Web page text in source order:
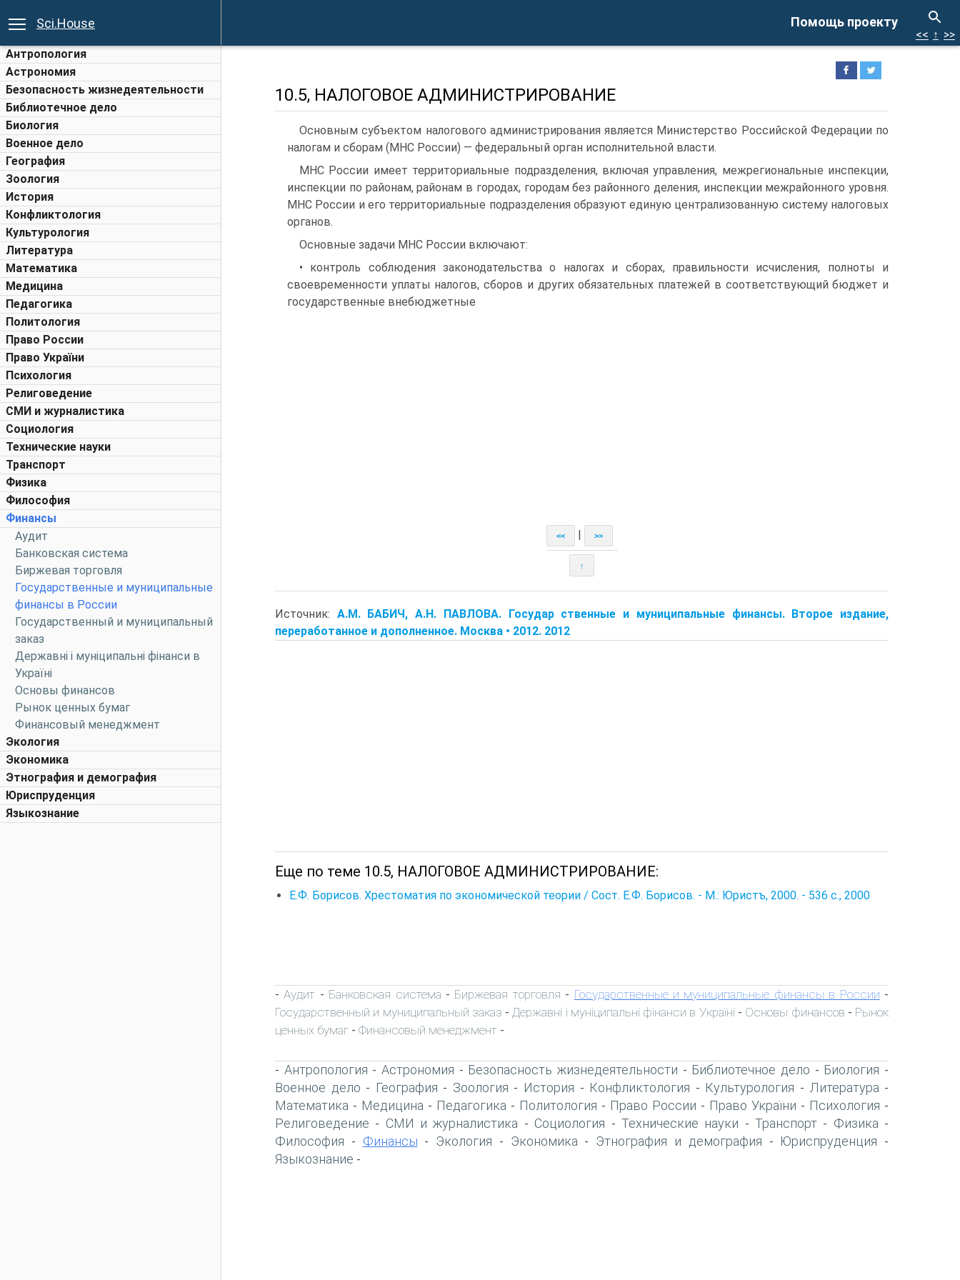
Помощь проекту
Sci.House
Антропология
Астрономия
Безопасность жизнедеятельности
Библиотечное дело
Биология
Военное дело
География
Зоология
История
Конфликтология
Культурология
Литература
Математика
Медицина
Педагогика
Политология
Право России
Право України
Психология
Религоведение
СМИ и журналистика
Социология
Технические науки
Транспорт
Физика
Философия
Финансы
Аудит
Банковская система
Биржевая торговля
Государственные и муниципальные
финансы в России
Государственный и муниципальный
заказ
Державні і муніципальні фінанси в
Україні
Основы финансов
Рынок ценных бумаг
Финансовый менеджмент
Экология
Экономика
Этнография и демография
Юриспруденция
Языкознание
<< ↑ >>
10.5, НАЛОГОВОЕ АДМИНИСТРИРОВАНИЕ
Основным субъектом налогового администрирования является Ми­нистерство Российской Федерации по
налогам и сборам (МНС России) — федеральный орган исполнительной власти.
МНС России имеет территориальные подразделения, включая управ­ления, межрегиональные инспекции,
инспекции по районам, районам в городах, городам без районного деления, инспекции межрайонного уров­ня.
МНС России и его территориальные подразделения образуют единую централизованную систему налоговых
органов.
Основные задачи МНС России включают:
• контроль соблюдения законодательства о налогах и сборах, пра­вильности исчисления, полноты и
своевременности уплаты налогов, сбо­ров и других обязательных платежей в соответствующий бюджет и
госу­дарственные внебюджетные
<< >>
↑
Источник: A.M. БАБИЧ, A.H. ПАВЛОВА. Государ ственные и муниципальные финансы. Второе издание,
переработанное и дополненное. Москва • 2012. 2012
Еще по теме 10.5, НАЛОГОВОЕ АДМИНИСТРИРОВАНИЕ:
Е.Ф. Борисов. Хрестоматия по экономической теории / Сост. Е.Ф. Борисов. - М.: Юристъ, 2000. - 536 с., 2000
-Аудит - Банковская система - Биржевая торговля - Государственные и муниципальные финансы в России -
Государственный и муниципальный заказ - Державні і муніципальні фінанси в Україні - Основы финансов - Рынок
ценных бумаг - Финансовый менеджмент -
- Антропология -Астрономия - Безопасность жизнедеятельности - Библиотечное дело - Биология -
Военное дело - География - Зоология - История - Конфликтология - Культурология - Литература -
Математика - Медицина - Педагогика - Политология - Право России - Право України - Психология -
Религоведение - СМИ и журналистика - Социология - Технические науки - Транспорт- Физика -
Философия - Финансы - Экология - Экономика - Этнография и демография - Юриспруденция -
Языкознание -